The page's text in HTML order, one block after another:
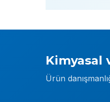
Kimyasal
Ürün